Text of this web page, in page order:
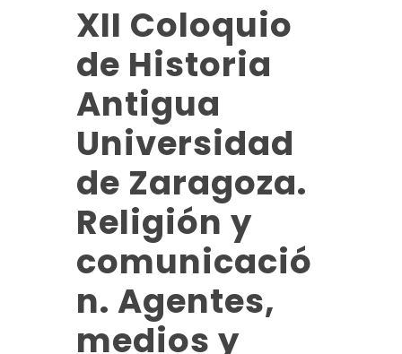
XII Coloquio
de Historia
Antigua
Universidad
de Zaragoza.
Religión y
comunicació
n. Agentes,
medios y